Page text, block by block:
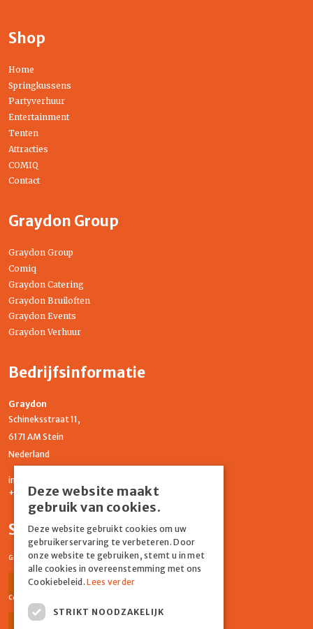
Shop
Home
Springkussens
Partyverhuur
Entertainment
Tenten
Attracties
COMIQ
Contact
Graydon Group
Graydon Group
Comiq
Graydon Catering
Graydon Bruiloften
Graydon Events
Graydon Verhuur
Bedrijfsinformatie
Graydon
Schineksstraat 11,
6171 AM Stein
Nederland
info@graydonevents.nl
+316 11435859
Social media
Graydon Events
Facebook Instagram
Comiq
Facebook
Deze website maakt
gebruik van cookies.
Deze website gebruikt cookies om uw
gebruikerservaring te verbeteren. Door
onze website te gebruiken, stemt u in met
alle cookies in overeenstemming met ons
Cookiebeleid.Lees verder
STRIKT NOODZAKELIJK